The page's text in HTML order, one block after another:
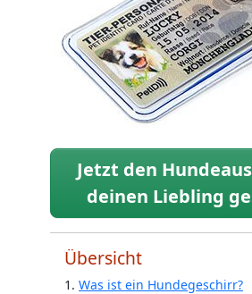
Jetzt den
deinen Liebling
Übersicht
Was ist ein Hundegeschirr?